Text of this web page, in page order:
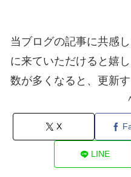
当ブログの記事に共感
に来ていただけると嬉
数が多くなると、更新
X
LINE